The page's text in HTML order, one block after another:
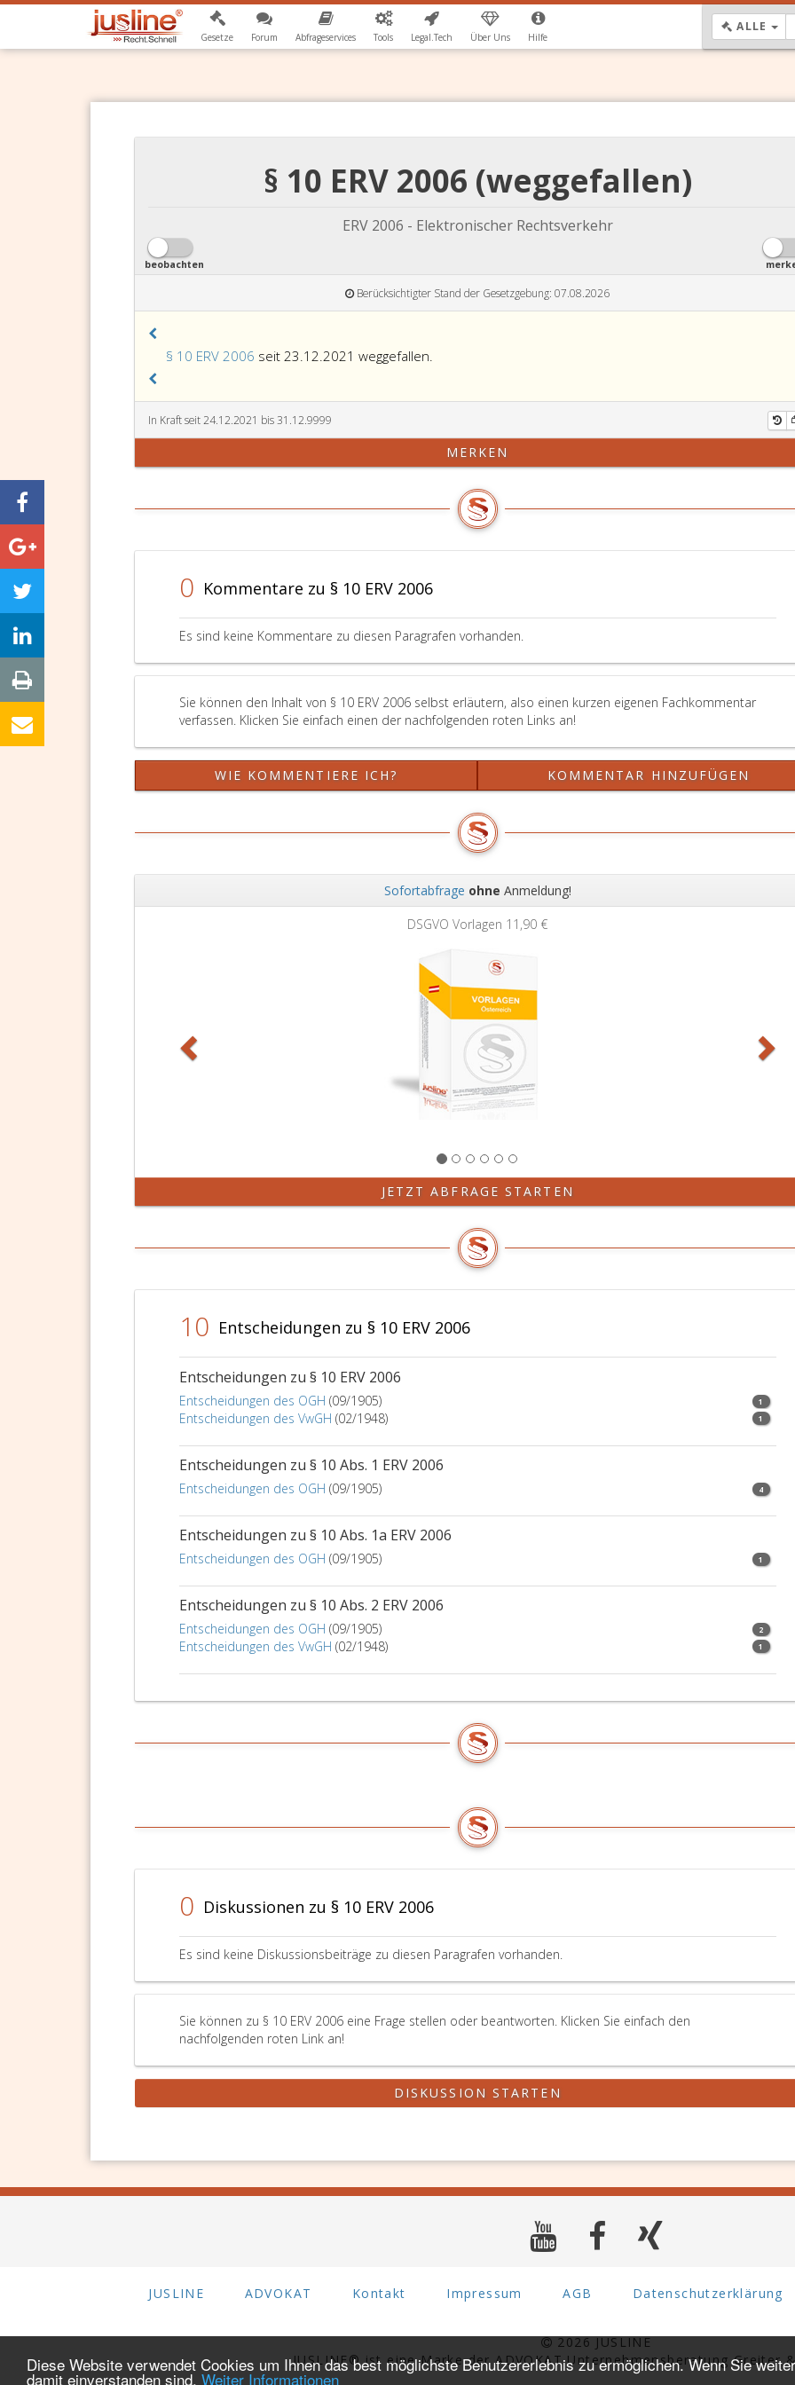
Diese Website verwendet Cookies um Ihnen das best möglichste Benutzererlebnis zu ermöglichen. Wenn Sie
damit einverstanden sind. Weiter Informationen
Gesetze Forum Abfrageservices Tools Legal.Tech Über Uns Hilfe
ALLE
§ 10 ERV 2006 (weggefallen)
ERV 2006 - Elektronischer Rechtsverkehr
beobachten
Berücksichtigter Stand der Gesetzgebung: 07.08.2026
§ 10 ERV 2006 seit 23.12.2021 weggefallen.
In Kraft seit 24.12.2021 bis 31.12.9999
MERKEN
0 Kommentare zu § 10 ERV 2006
Es sind keine Kommentare zu diesen Paragrafen vorhanden.
Sie können den Inhalt von § 10 ERV 2006 selbst erläutern, also einen kurzen eigenen Fachkommentar
verfassen. Klicken Sie einfach einen der nachfolgenden roten Links an!
WIE KOMMENTIERE ICH? KOMMENTAR HINZUFÜGEN
Sofortabfrage ohne Anmeldung!
DSGVO Vorlagen 11,90 €
JETZT ABFRAGE STARTEN
10 Entscheidungen zu § 10 ERV 2006
Entscheidungen zu § 10 ERV 2006
Entscheidungen des OGH (09/1905) 1
Entscheidungen des VwGH (02/1948) 1
Entscheidungen zu § 10 Abs. 1 ERV 2006
Entscheidungen des OGH (09/1905) 4
Entscheidungen zu § 10 Abs. 1a ERV 2006
Entscheidungen des OGH (09/1905) 1
Entscheidungen zu § 10 Abs. 2 ERV 2006
Entscheidungen des OGH (09/1905) 2
Entscheidungen des VwGH (02/1948) 1
0 Diskussionen zu § 10 ERV 2006
Es sind keine Diskussionsbeiträge zu diesen Paragrafen vorhanden.
Sie können zu § 10 ERV 2006 eine Frage stellen oder beantworten. Klicken Sie einfach den
nachfolgenden roten Link an!
DISKUSSION STARTEN
JUSLINE ADVOKAT Kontakt Impressum AGB Datenschutzerklärung
2026 JUSLINE
JUSLINE® ist eine Marke der ADVOKAT Unternehmensberatung Greiter